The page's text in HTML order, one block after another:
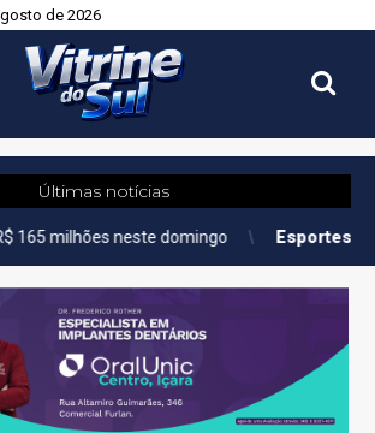
de 2026
Últimas notícias
neste domingo Esportes Tenista Bia